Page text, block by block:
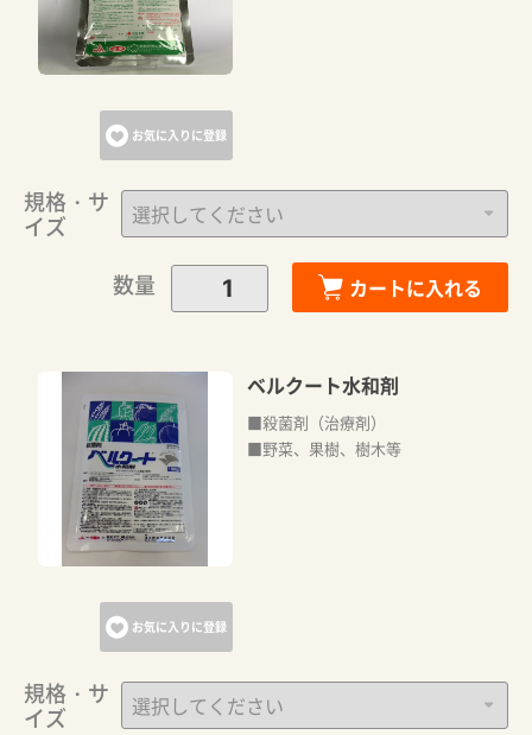
お気に入りに登録
規格・サ
イズ
数量
カートに入れる
お気に入りに登録
ベルクート水和剤
■殺菌剤（治療剤）
■野菜、果樹、樹木等
規格・サ
イズ